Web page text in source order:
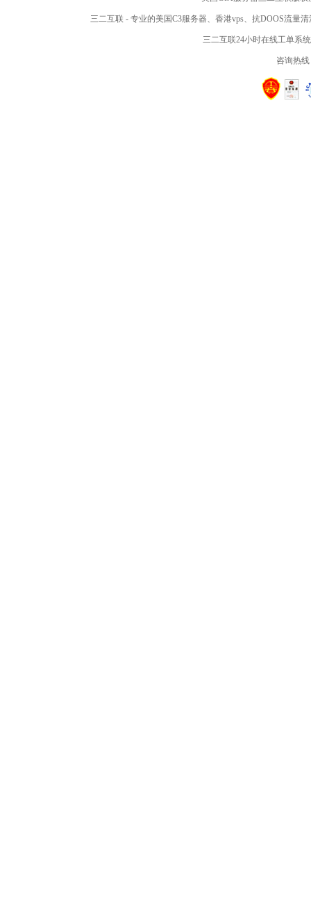
三二互联- 专业的美国C3服务器、 香港vps、抗DOOS流量
三二互联24小时在线工单系
咨询热